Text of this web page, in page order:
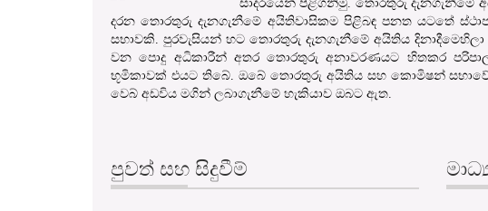
සාදරයෙන් පිළිගනිමු. තොරතුරු දැනගැනීමේ
දරන තොරතුරු දැනගැනීමේ අයිතිවාසිකම පිළිබඳ පනත යටතේ
සභාවකි. පුරවැසියන් හට තොරතුරු දැනගැනීමේ අයිතිය
වන පොදු අධිකාරීන් අතර තොරතුරු අනාවරණයට හිතකර
භූමිකාවක් එයට තිබේ. ඔබේ තොරතුරු අයිතිය සහ කොමිෂන්
වෙබ් අඩවිය මගින් ලබාගැනීමේ හැකියාව ඔබට ඇත.
පුවත් සහ සිදුවීම්